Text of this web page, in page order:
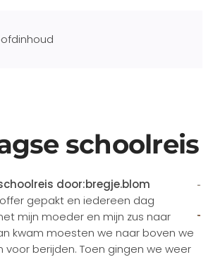
schoolreis
door:bregje.blom
gepakt en iedereen dag
mijn moeder en mijn zus naar
kwam moesten we naar boven we
voor berijden. Toen gingen we weer